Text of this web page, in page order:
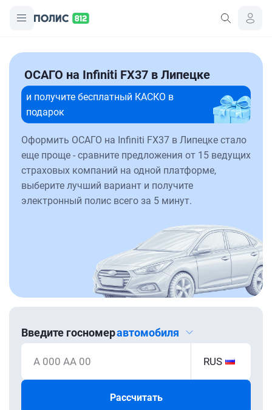
ОСАГО на Infiniti FX37 в Липецке
и получите бесплатный КАСКО в
подарок
Оформить ОСАГО на Infiniti FX37 в Липецке стало
еще проще - сравните предложения от 15 ведущих
страховых компаний на одной платформе,
выберите лучший вариант и получите
электронный полис всего за 5 минут.
Введите госномеравтомобиля
А 000 АА 00 RUS
Рассчитать